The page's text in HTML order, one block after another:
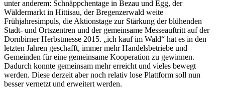
unter anderem: Schnäppchentage in Bezau und Egg, der
Wäldermarkt in Hittisau, der Bregenzerwald weite
Frühjahresimpuls, die Aktionstage zur Stärkung der blühenden
Stadt- und Ortszentren und der gemeinsame Messeauftritt auf der
Dornbirner Herbstmesse 2015. „ich kauf im Wald“ hat es in den
letzten Jahren geschafft, immer mehr Handelsbetriebe und
Gemeinden für eine gemeinsame Kooperation zu gewinnen.
Dadurch konnte gemeinsam mehr erreicht und vieles bewegt
werden. Diese derzeit aber noch relativ lose Plattform soll nun
besser vernetzt und erweitert werden.